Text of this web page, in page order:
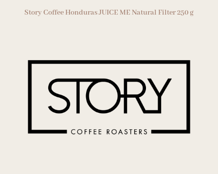
Story Coffee Honduras JUICE ME Natural Filter 250 g